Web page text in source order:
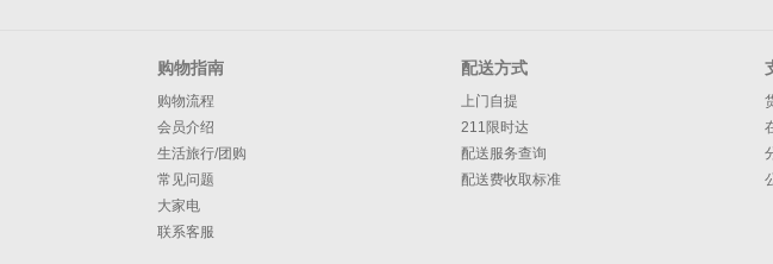
购物指南
购物流程
会员介绍
生活旅行/团购
常见问题
大家电
联系客服
配送方式
上门自提
211限时达
配送服务查询
配送费收取标准